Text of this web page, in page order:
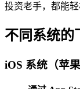
投资老手，都能
不同系统的
iOS 系统（苹果